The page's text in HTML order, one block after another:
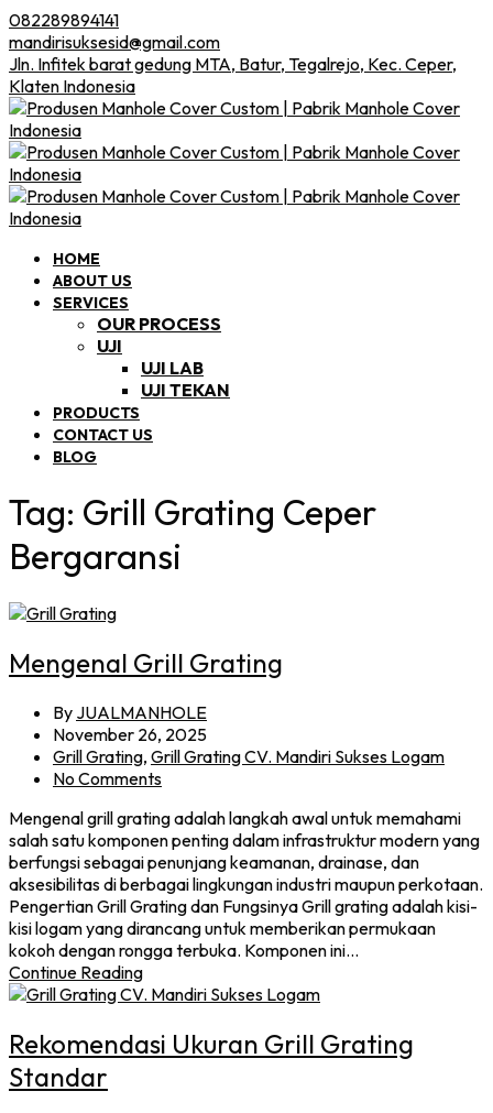
082289894141
mandirisuksesid@gmail.com
Jln. Infitek barat gedung MTA, Batur, Tegalrejo, Kec. Ceper,
Klaten Indonesia
HOME
ABOUT US
SERVICES
OUR PROCESS
UJI
UJI LAB
UJI TEKAN
PRODUCTS
CONTACT US
BLOG
Tag: Grill Grating Ceper
Bergaransi
Mengenal Grill Grating
By JUALMANHOLE
November 26, 2025
Grill Grating, Grill Grating CV. Mandiri Sukses Logam
No Comments
Mengenal grill grating adalah langkah awal untuk memahami
salah satu komponen penting dalam infrastruktur modern yang
berfungsi sebagai penunjang keamanan, drainase, dan
aksesibilitas di berbagai lingkungan industri maupun perkotaan.
Pengertian Grill Grating dan Fungsinya Grill grating adalah kisi-
kisi logam yang dirancang untuk memberikan permukaan
kokoh dengan rongga terbuka. Komponen ini…
Continue Reading
Rekomendasi Ukuran Grill Grating
Standar